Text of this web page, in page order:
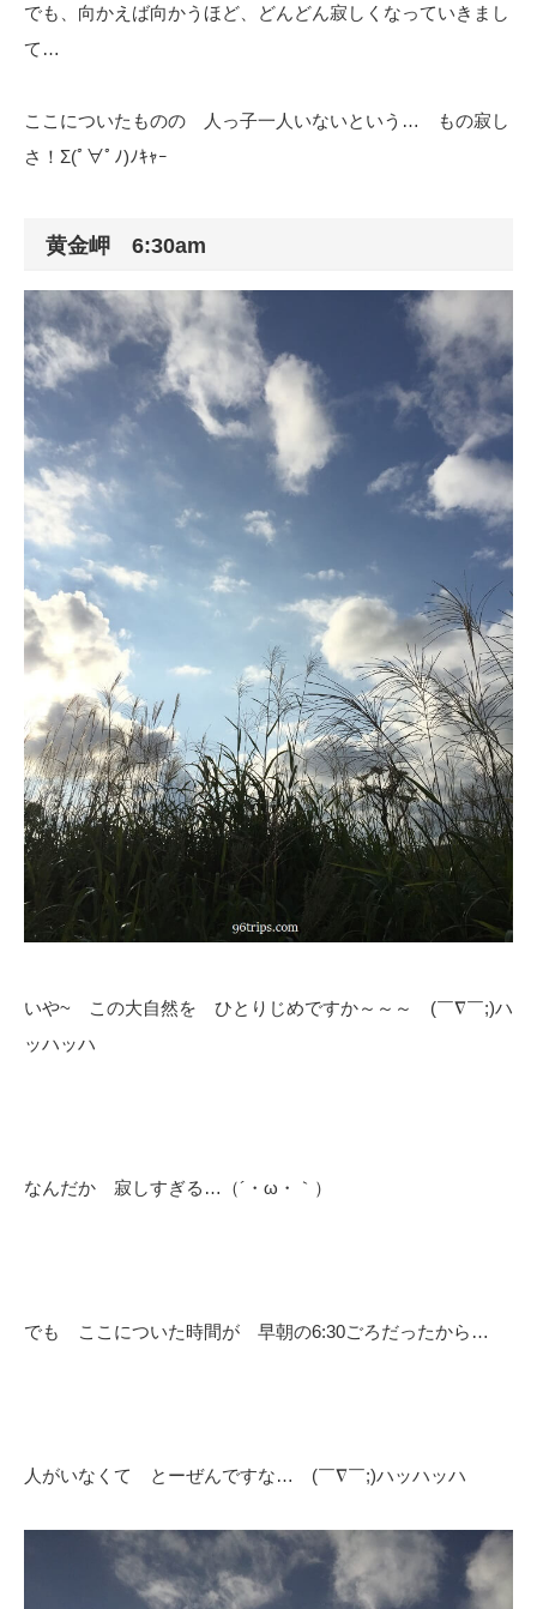
でも、向かえば向かうほど、どんどん寂しくなっていきまし
て…
ここについたものの 人っ子一人いないという… もの寂し
さ！Σ(ﾟ∀ﾟﾉ)ﾉｷｬｰ
黄金岬 6:30am
いや~ この大自然を ひとりじめですか～～～ (￣∇￣;)ハ
ッハッハ
なんだか 寂しすぎる…（´・ω・｀）
でも ここについた時間が 早朝の6:30ごろだったから…
人がいなくて とーぜんですな… (￣∇￣;)ハッハッハ